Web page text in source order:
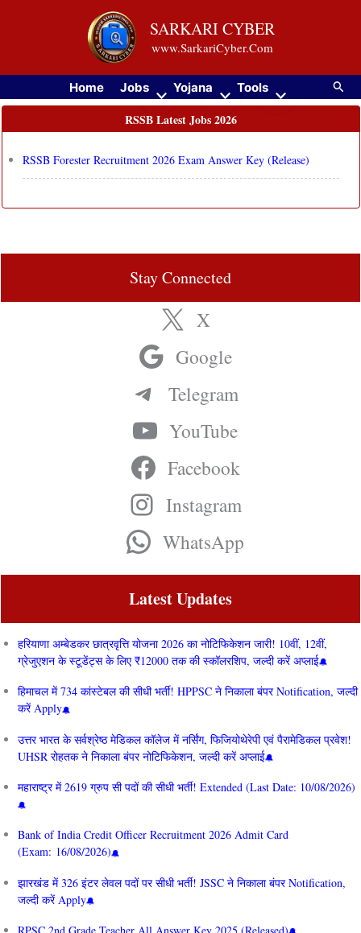
SARKARI CYBER
www.SarkariCyber.Com
Home Jobs Yojana Tools
RSSB Latest Jobs 2026
RSSB Forester Recruitment 2026 Exam Answer Key (Release)
Stay Connected
X
Google
Telegram
YouTube
Facebook
Instagram
WhatsApp
Latest Updates
हरियाणा अम्बेडकर छात्रवृत्ति योजना 2026 का नोटिफिकेशन जारी! 10वीं, 12वीं,
ग्रेजुएशन के स्टूडेंट्स के लिए ₹12000 तक की स्कॉलरशिप, जल्दी करें अप्लाई
हिमाचल में 734 कांस्टेबल की सीधी भर्ती! HPPSC ने निकाला बंपर Notification, जल्दी
करें Apply
उत्तर भारत के सर्वश्रेष्ठ मेडिकल कॉलेज में नर्सिंग, फिजियोथेरेपी एवं पैरामेडिकल प्रवेश!
UHSR रोहतक ने निकाला बंपर नोटिफिकेशन, जल्दी करें अप्लाई
महाराष्ट्र में 2619 ग्रुप सी पदों की सीधी भर्ती! Extended (Last Date: 10/08/2026)
Bank of India Credit Officer Recruitment 2026 Admit Card
(Exam: 16/08/2026)
झारखंड में 326 इंटर लेवल पदों पर सीधी भर्ती! JSSC ने निकाला बंपर Notification,
जल्दी करें Apply